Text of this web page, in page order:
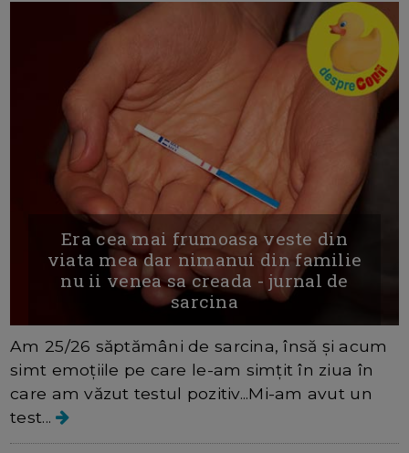
Era cea mai frumoasa veste din
viata mea dar nimanui din familie
nu ii venea sa creada - jurnal de
sarcina
Am 25/26 săptămâni de sarcina, însă și acum
simt emoțiile pe care le-am simțit în ziua în
care am văzut testul pozitiv...Mi-am avut un
test...